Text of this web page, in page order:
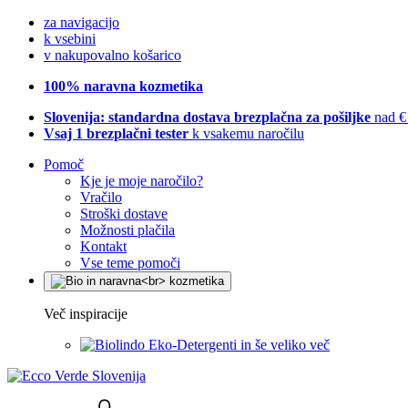
za navigacijo
k vsebini
v nakupovalno košarico
100% naravna kozmetika
Slovenija: standardna dostava brezplačna za pošiljke nad
Vsaj 1 brezplačni tester k vsakemu naročilu
Pomoč
Kje je moje naročilo?
Vračilo
Stroški dostave
Možnosti plačila
Kontakt
Vse teme pomoči
Več inspiracije
Eko-Detergenti in še veliko več